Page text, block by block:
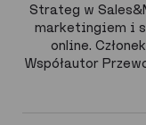
Strateg w
marketingiem i
online.
Współautor